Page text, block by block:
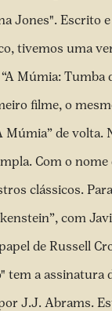
Jones". Escrito
tivemos uma
Múmia:
filme, o
de volta.
Com o
clássicos.
com
de Russell
tem a
J.J. Abrams.